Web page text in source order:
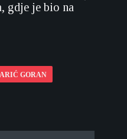
gdje je bio na
GORAN